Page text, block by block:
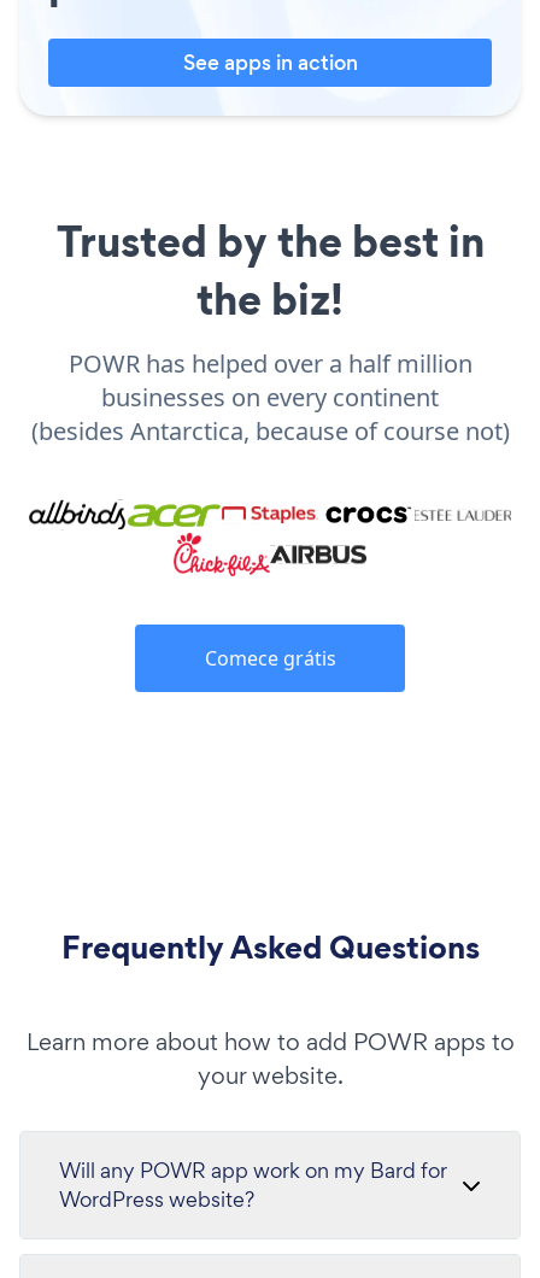
See apps in action
Trusted by the best in
the biz!
POWR has helped over a half million
businesses on every continent
(besides Antarctica, because of course not)
Comece grátis
Frequently Asked Questions
Learn more about how to add POWR apps to
your website.
Will any POWR app work on my Bard for
WordPress website?